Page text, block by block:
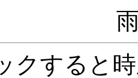
クすると